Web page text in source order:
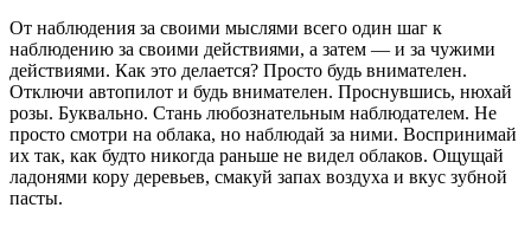
От наблюдения за своими мыслями всего один шаг к
наблюдению за своими действиями, а затем — и за чужими
действиями. Как это делается? Просто будь внимателен.
Отключи автопилот и будь внимателен. Проснувшись, нюхай
розы. Буквально. Стань любознательным наблюдателем. Не
просто смотри на облака, но наблюдай за ними. Воспринимай
их так, как будто никогда раньше не видел облаков. Ощущай
ладонями кору деревьев, смакуй запах воздуха и вкус зубной
пасты.